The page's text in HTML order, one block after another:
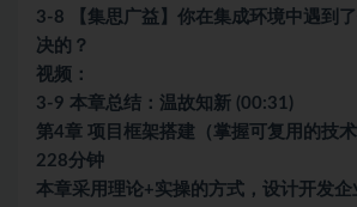
3-8 【集思广益】你在集成环境中遇到
决的？
视频：
3-9 本章总结：温故知新 (00:31)
第4章 项目框架搭建（掌握可复用的技
228分钟
本章采用理论+实操的方式，设计开发企